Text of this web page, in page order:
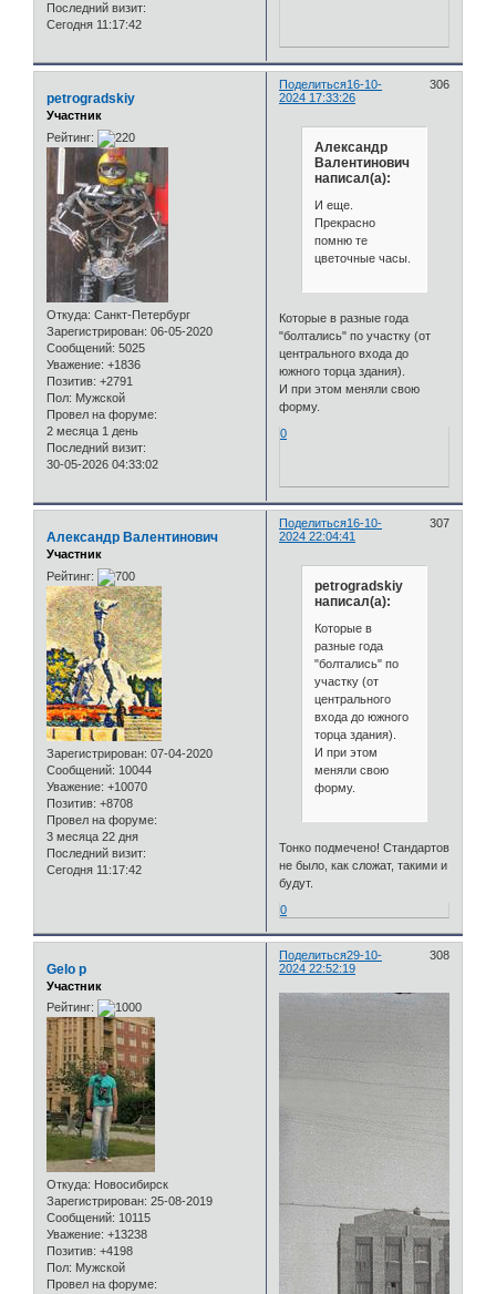
Последний визит:
Сегодня 11:17:42
Поделиться 306
16-10-
2024 17:33:26
petrogradskiy
Участник
Рейтинг:
Откуда: Санкт-Петербург
Зарегистрирован: 06-05-2020
Сообщений: 5025
Уважение: +1836
Позитив: +2791
Пол: Мужской
Провел на форуме:
2 месяца 1 день
Последний визит:
30-05-2026 04:33:02
Александр
Валентинович
написал(а):
И еще.
Прекрасно
помню те
цветочные часы.
Которые в разные года
"болтались" по участку (от
центрального входа до
южного торца здания).
И при этом меняли свою
форму.
0
Поделиться 307
16-10-
2024 22:04:41
Александр Валентинович
Участник
Рейтинг:
Зарегистрирован: 07-04-2020
Сообщений: 10044
Уважение: +10070
Позитив: +8708
Провел на форуме:
3 месяца 22 дня
Последний визит:
Сегодня 11:17:42
petrogradskiy
написал(а):
Которые в
разные года
"болтались" по
участку (от
центрального
входа до южного
торца здания).
И при этом
меняли свою
форму.
Тонко подмечено! Стандартов
не было, как сложат, такими и
будут.
0
Поделиться 308
29-10-
2024 22:52:19
Gelo p
Участник
Рейтинг:
Откуда: Новосибирск
Зарегистрирован: 25-08-2019
Сообщений: 10115
Уважение: +13238
Позитив: +4198
Пол: Мужской
Провел на форуме: